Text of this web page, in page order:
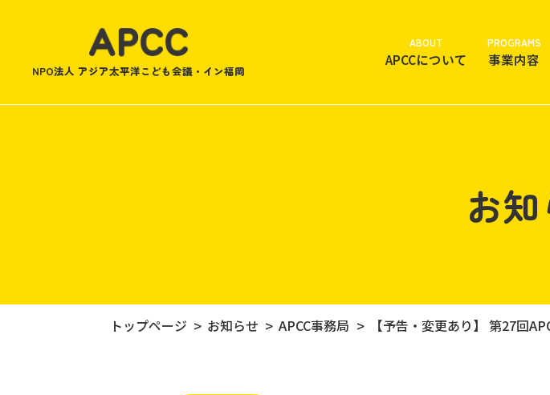
NPO法人 アジア太平洋こども会議・イン福岡
APCCについて
ABOUT
事業内容
PROGRAMS
お
トップページ お知らせ APCC事務局